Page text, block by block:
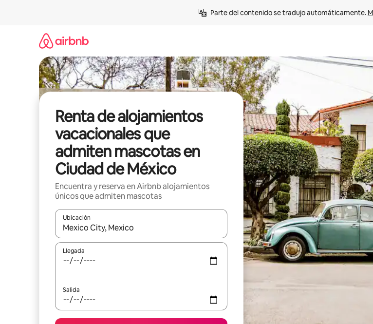
Parte del contenido se tradujo automáticamente.
Renta de alojamientos
vacacionales que
admiten mascotas en
Ciudad de México
Encuentra y reserva en Airbnb alojamientos
únicos que admiten mascotas
Ubicación
Cuando los resultados estén disponibles, podrás navegar usando las teclas de las flechas hacia
Llegada
Salida